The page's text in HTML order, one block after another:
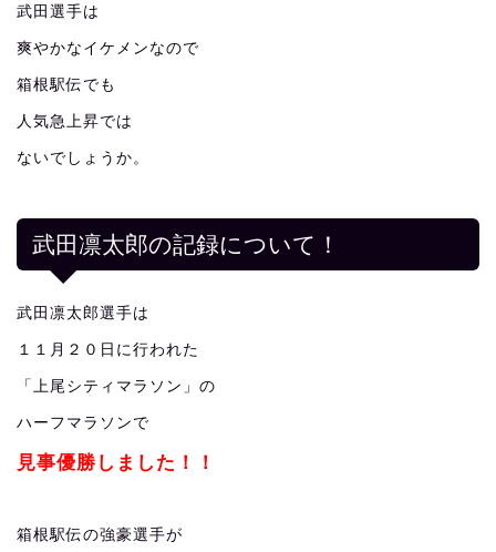
武田選手は
爽やかなイケメンなので
箱根駅伝でも
人気急上昇では
ないでしょうか。
武田凛太郎の記録について！
武田凛太郎選手は
１１月２０日に行われた
「上尾シティマラソン」の
ハーフマラソンで
見事優勝しました！！
箱根駅伝の強豪選手が